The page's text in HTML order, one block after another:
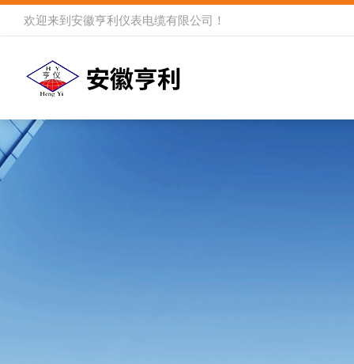
欢迎来到 安徽亨利仪表电缆有限公司 ！